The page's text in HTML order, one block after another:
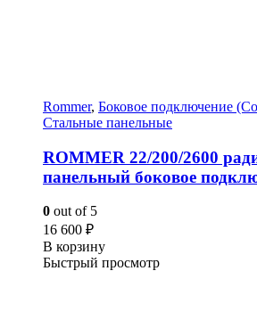
Rommer, Боковое подключение
Стальные панельные
ROMMER 22/200/2600
панельный боковое
0 out of 5
16 600 ₽
В корзину
Быстрый просмотр